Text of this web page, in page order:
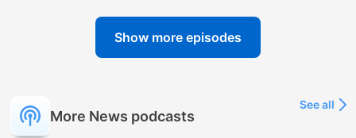
Show more episodes
More News podcasts
See all